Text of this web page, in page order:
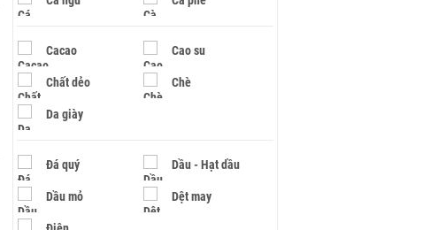
Cacao Cao su
Chất dẻo Chè
Da giày
Đá quý Dầu - Hạt dầu
Dầu mỏ Dệt may